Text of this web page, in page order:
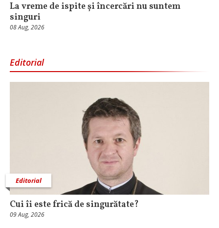
La vreme de ispite și încercări nu suntem
singuri
08 Aug, 2026
Editorial
Editorial
Cui îi este frică de singurătate?
09 Aug, 2026